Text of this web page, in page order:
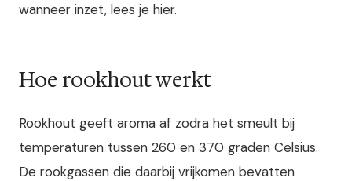
wanneer inzet, lees je hier.
Hoe rookhout werkt
Rookhout geeft aroma af zodra het smeult bij
temperaturen tussen 260 en 370 graden Celsius.
De rookgassen die daarbij vrijkomen bevatten